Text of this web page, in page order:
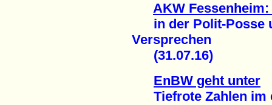
AKW
in der Polit-Posse
Versprechen
(31.07.16)
EnBW geht unter
Tiefrote Zahlen im